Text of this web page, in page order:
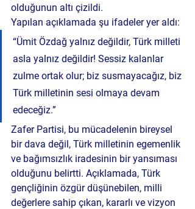
olduğunun altı çizildi.
Yapılan açıklamada şu ifadeler yer aldı:
“Ümit Özdağ yalnız değildir, Türk milleti
asla yalnız değildir! Sessiz kalanlar
zulme ortak olur; biz susmayacağız, biz
Türk milletinin sesi olmaya devam
edeceğiz.”
Zafer Partisi, bu mücadelenin bireysel
bir dava değil, Türk milletinin egemenlik
ve bağımsızlık iradesinin bir yansıması
olduğunu belirtti. Açıklamada, Türk
gençliğinin özgür düşünebilen, milli
değerlere sahip çıkan, kararlı ve vizyon